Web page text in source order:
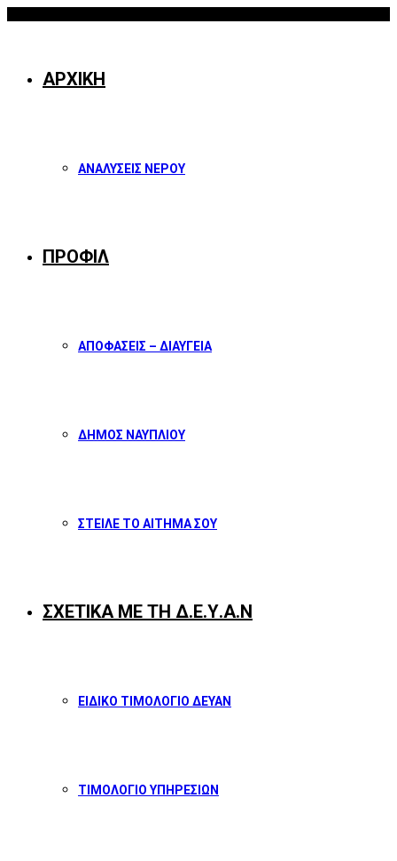
ΑΡΧΙΚΗ
ΑΝΑΛΥΣΕΙΣ ΝΕΡΟΥ
ΠΡΟΦΙΛ
ΑΠΟΦΑΣΕΙΣ – ΔΙΑΥΓΕΙΑ
ΔΗΜΟΣ ΝΑΥΠΛΙΟΥ
ΣΤΕΙΛΕ ΤΟ ΑΙΤΗΜΑ ΣΟΥ
ΣΧΕΤΙΚΑ ΜΕ ΤΗ Δ.Ε.Υ.Α.Ν
ΕΙΔΙΚΟ ΤΙΜΟΛΟΓΙΟ ΔΕΥΑΝ
ΤΙΜΟΛΟΓΙΟ ΥΠΗΡΕΣΙΩΝ